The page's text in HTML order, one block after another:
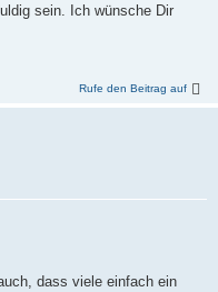
sein. Ich wünsche Dir
Rufe den Beitrag auf
dass viele einfach ein